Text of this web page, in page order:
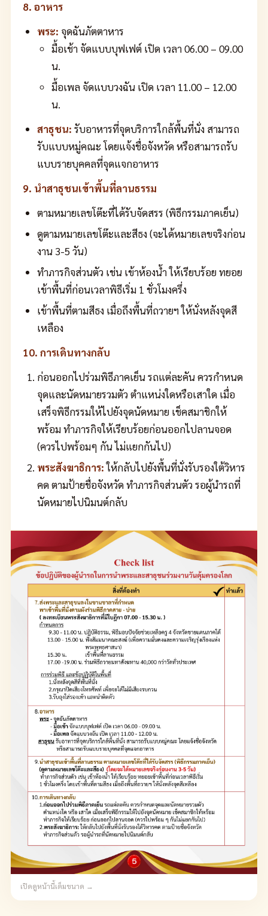
8. อาหาร
พระ: จุดฉันภัตตาหาร
มื้อเช้า จัดแบบบุฟเฟต์ เปิด เวลา 06.00 – 09.00
น.
มื้อเพล จัดแบบวงฉัน เปิด เวลา 11.00 – 12.00
น.
สาธุชน: รับอาหารที่จุดบริการใกล้พื้นที่นั่ง สามารถ
รับแบบหมู่คณะ โดยแจ้งชื่อจังหวัด หรือสามารถรับ
แบบรายบุคคลที่จุดแจกอาหาร
9. นำสาธุชนเข้าพื้นที่ลานธรรม
ตามหมายเลขโต๊ะที่ได้รับจัดสรร (พิธีกรรมภาคเย็น)
ดูตามหมายเลขโต๊ะและสีธง (จะได้หมายเลขจริงก่อน
งาน 3-5 วัน)
ทำภารกิจส่วนตัว เช่น เข้าห้องน้ำ ให้เรียบร้อย ทยอย
เข้าพื้นที่ก่อนเวลาพิธีเริ่ม 1 ชั่วโมงครึ่ง
เข้าพื้นที่ตามสีธง เมื่อถึงพื้นที่ถวายฯ ให้นั่งหลังจุดสี
เหลือง
10. การเดินทางกลับ
ก่อนออกไปร่วมพิธีภาคเย็น รถแต่ละคัน ควรกำหนด
จุดและนัดหมายรวมตัว ตำแหน่งใดหรือเสาใด เมื่อ
เสร็จพิธีกรรมให้ไปยังจุดนัดหมาย เช็คสมาชิกให้
พร้อม ทำภารกิจให้เรียบร้อยก่อนออกไปลานจอด
(ควรไปพร้อมๆ กัน ไม่แยกกันไป)
พระสังฆาธิการ:ให้กลับไปยังพื้นที่นั่งรับรองใต้วิหาร
คด ตามป้ายชื่อจังหวัด ทำภารกิจส่วนตัว รอผู้นำรถที่
นัดหมายไปนิมนต์กลับ
เปิดดูหน้านี้เต็มขนาด →